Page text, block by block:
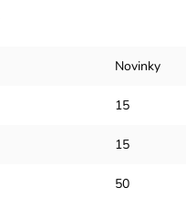
Novinky
15
15
50